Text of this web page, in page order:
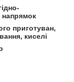
приготуван,
киселі